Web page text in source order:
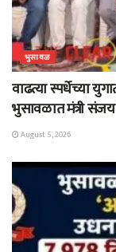
भुसावळ
वाढत्या स्पर्धेच्या
भुसावळात मंत्री
August 5, 2026